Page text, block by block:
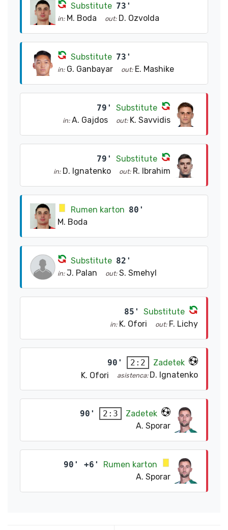
Substitute 73'
in: M. Boda out: D. Ozvolda
Substitute 73'
in: G. Ganbayar out: E. Mashike
79' Substitute
in: A. Gajdos out: K. Savvidis
79' Substitute
in: D. Ignatenko out: R. Ibrahim
Rumen karton 80'
M. Boda
Substitute 82'
in: J. Palan out: S. Smehyl
85' Substitute
in: K. Ofori out: F. Lichy
90' 2:2
Zadetek
K. Ofori
asistenca: D. Ignatenko
90' 2:3
Zadetek
A. Sporar
90' +6'
Rumen karton
A. Sporar